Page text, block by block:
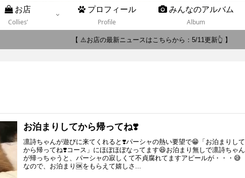
お店
Collies’
プロフィール
Profile
みんなのアルバム
Album
【 ⚠️お店の最新ニュースはこちらから：5/11更新👆 】
お泊まりしてから帰ってね❣️
凛詩ちゃんが遊びに来てくれると❣️パーシャの熱い要望で😁「お泊まりして
から帰ってね❣️コース」にほぼほぼなってます😆お泊まり無しで凛詩ちゃん
が帰っちゃうと、パーシャの寂しくて不貞腐れてますアピールが・・・😅
なので、お泊まり🆗をもらえて嬉しさ...